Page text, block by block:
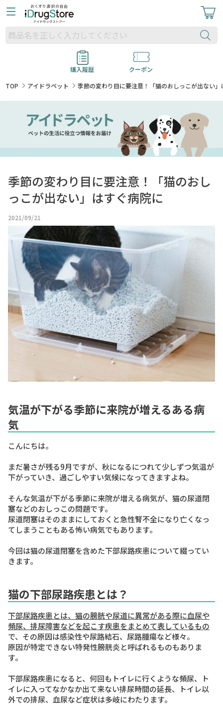
購入履歴
クーポン
TOP
アイドラペット 季節の変わり目に要注意！「猫のおしっこが出ない
季節の変わり目に要注意！「猫のおし
っこが出ない」はすぐ病院に
2021/09/21
気温が下がる季節に来院が増えるある病
気
こんにちは。
まだ暑さが残る9月ですが、秋になるにつれて少しずつ気温が
下がっていき、過ごしやすい気候になってきますよね。
そんな気温が下がる季節に来院が増える病気が、猫の尿道閉
塞などのおしっこの問題です。
尿道閉塞はそのままにしておくと急性腎不全になり亡くなっ
てしまうこともある怖い病気でもあります。
今回は猫の尿道閉塞を含めた下部尿路疾患について綴ってい
きます。
猫の下部尿路疾患とは？
下部尿路疾患 とは、猫の膀胱や尿道に異常がある際に血尿や
頻尿、排尿障害などを起こす疾患をまとめて表しているもの
で、その原因は感染性や尿路結石、尿路腫瘍など様々。
原因が特定できない特発性膀胱炎と呼ばれるものもありま
す。
下部尿路疾患になると、何回もトイレに行くような頻尿、ト
イレに入ってなかなか出て来ない排尿時間の延長、トイレ以
外での排尿、血尿など症状は多岐にわたります。